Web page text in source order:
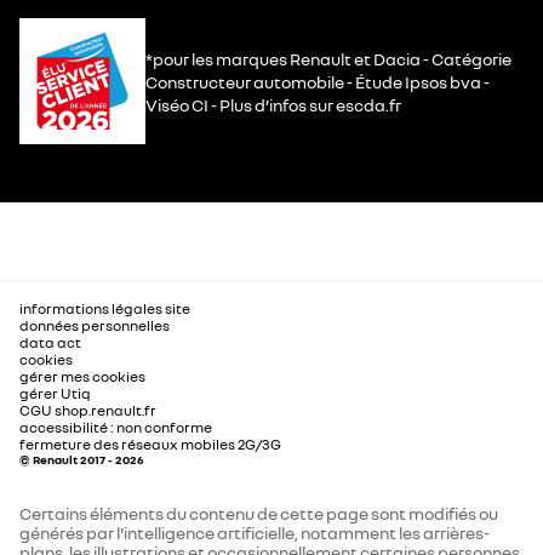
*pour les marques Renault et Dacia - Catégorie
Constructeur automobile - Étude Ipsos bva -
Viséo CI - Plus d’infos sur escda.fr
informations légales site
données personnelles
data act
cookies
gérer mes cookies
gérer Utiq
CGU shop.renault.fr
accessibilité : non conforme
fermeture des réseaux mobiles 2G/3G
© Renault 2017 - 2026
Certains éléments du contenu de cette page sont modifiés ou
générés par l'intelligence artificielle, notamment les arrières-